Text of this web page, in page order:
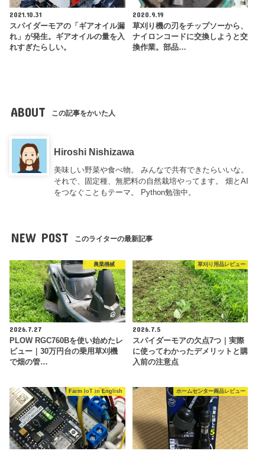
2021.10.31
スパイダーモアの「ギアオイル漏
れ」が発生。ギアオイルの量を入
れすぎたらしい。
2020.9.19
草刈り機の刃をチップソーから、
ナイロンコードに交換しようと交
換作業。部品…
ABOUT この記事をかいた人
Hiroshi Nishizawa
美味しい野菜や食べ物。 みんなで共有できたらいいな。
それで、固定種、無肥料の自然栽培やってます。 畑とAI
をつなぐこともテーマ。 Python勉強中。
NEW POST このライターの最新記事
農業機械
2026.7.27
PLOW RGC760Bを使い始めたレ
ビュー｜30万円台の乗用草刈機
で畑の管…
草刈り用品レビュー
2026.7.5
スパイダーモアの欠点7つ｜実際
に使ってわかったデメリットと購
入前の注意点
Farm IoT in English ホームセンター商品レビュー